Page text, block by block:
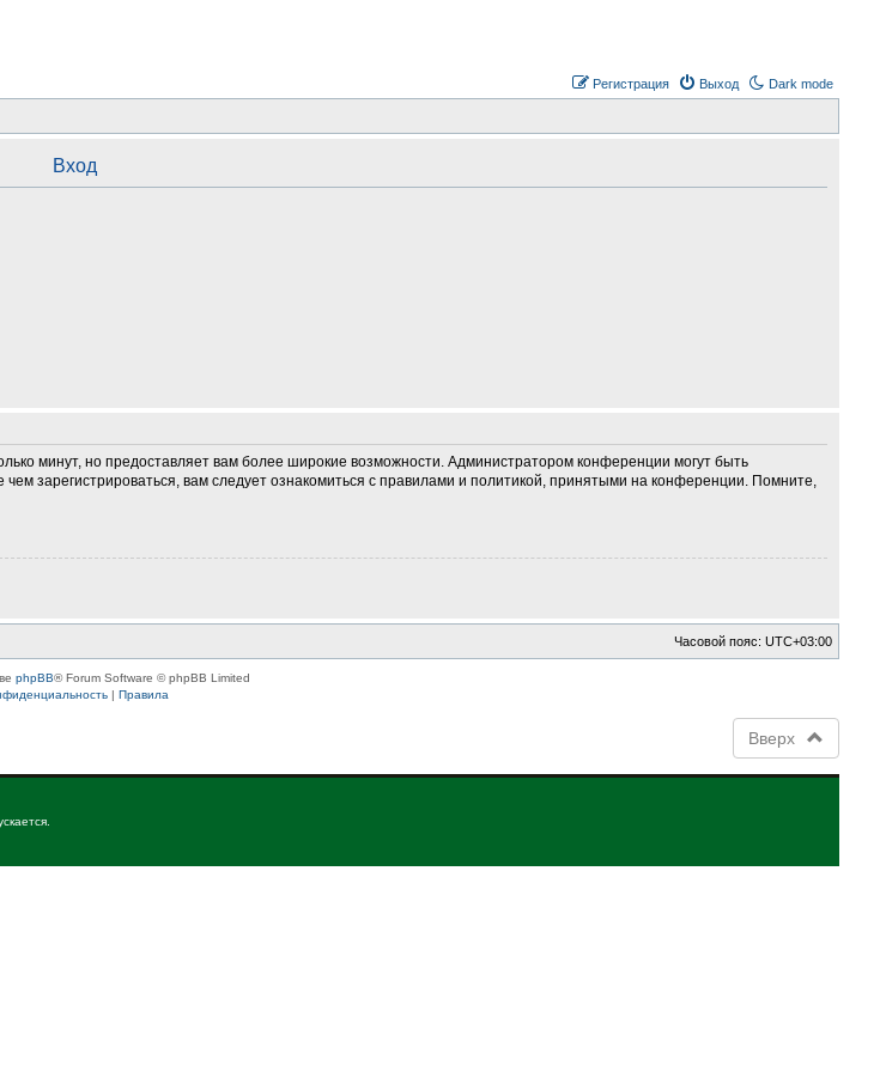
Dark mode
Выход
Регистрация
Вход
минут, но предоставляет вам более широкие возможности. Администратором конференции могут быть
зарегистрироваться, вам следует ознакомиться с правилами и политикой, принятыми на конференции. Помните,
Часовой пояс:UTC+03:00
phpBB® Forum Software © phpBB Limited
|Правила
Вверх